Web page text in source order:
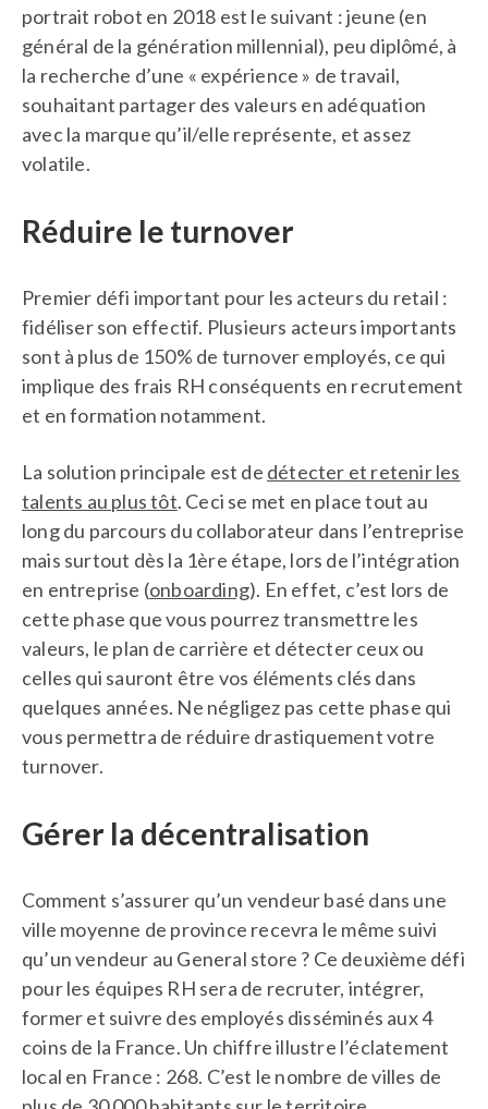
portrait robot en 2018 est le suivant : jeune (en
général de la génération millennial), peu diplômé, à
la recherche d’une « expérience » de travail,
souhaitant partager des valeurs en adéquation
avec la marque qu’il/elle représente, et assez
volatile.
Réduire le turnover
Premier défi important pour les acteurs du retail :
fidéliser son effectif. Plusieurs acteurs importants
sont à plus de 150% de turnover employés, ce qui
implique des frais RH conséquents en recrutement
et en formation notamment.
La solution principale est de détecter et retenir les
talents au plus tôt. Ceci se met en place tout au
long du parcours du collaborateur dans l’entreprise
mais surtout dès la 1ère étape, lors de l’intégration
en entreprise (onboarding). En effet, c’est lors de
cette phase que vous pourrez transmettre les
valeurs, le plan de carrière et détecter ceux ou
celles qui sauront être vos éléments clés dans
quelques années. Ne négligez pas cette phase qui
vous permettra de réduire drastiquement votre
turnover.
Gérer la décentralisation
Comment s’assurer qu’un vendeur basé dans une
ville moyenne de province recevra le même suivi
qu’un vendeur au General store ? Ce deuxième défi
pour les équipes RH sera de recruter, intégrer,
former et suivre des employés disséminés aux 4
coins de la France. Un chiffre illustre l’éclatement
local en France : 268. C’est le nombre de villes de